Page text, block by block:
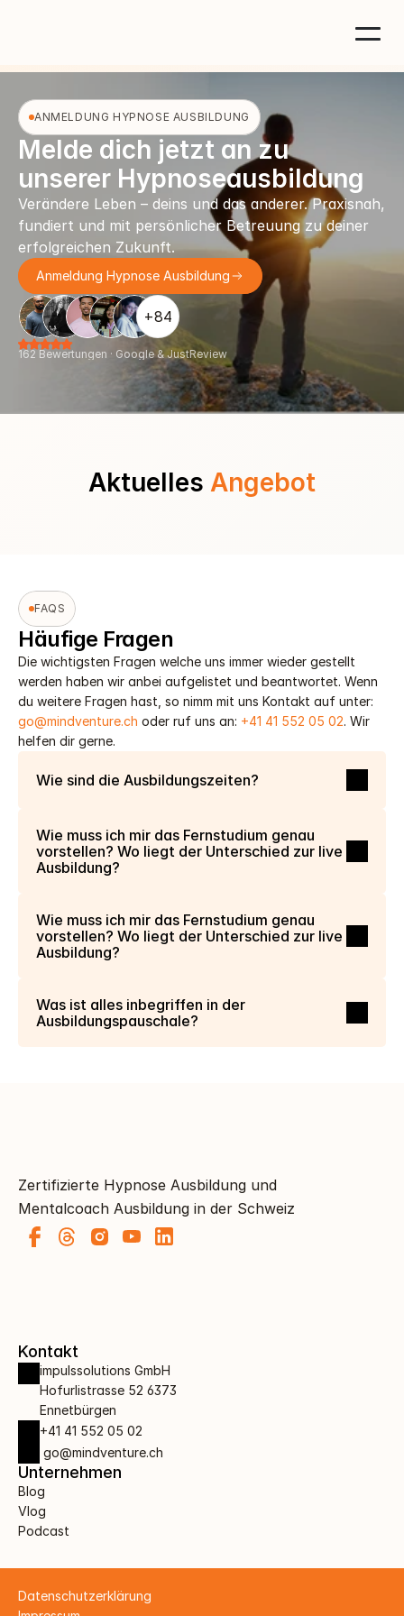
ANMELDUNG HYPNOSE AUSBILDUNG
Melde dich jetzt an zu
unserer Hypnoseausbildung
Verändere Leben – deins und das anderer. Praxisnah,
fundiert und mit persönlicher Betreuung zu deiner
erfolgreichen Zukunft.
Anmeldung Hypnose Ausbildung
+84
162 Bewertungen · Google & JustReview
Aktuelles Angebot
FAQS
Häufige Fragen
Die wichtigsten Fragen welche uns immer wieder gestellt
werden haben wir anbei aufgelistet und beantwortet. Wenn
go@mindventure.ch oder ruf uns an: +41 41 552 05 02. Wir
helfen dir gerne.
Wie sind die Ausbildungszeiten?
Wie muss ich mir das Fernstudium genau
vorstellen? Wo liegt der Unterschied zur live
Ausbildung?
Wie muss ich mir das Fernstudium genau
vorstellen? Wo liegt der Unterschied zur live
Ausbildung?
Was ist alles inbegriffen in der
Ausbildungspauschale?
Zertifizierte Hypnose Ausbildung und
Mentalcoach Ausbildung in der Schweiz
Unternehmen
Blog
Vlog
Podcast
Kontakt
impulssolutions GmbH
Hofurlistrasse 52 6373
Ennetbürgen
+41 41 552 05 02
go@mindventure.ch
Datenschutzerklärung